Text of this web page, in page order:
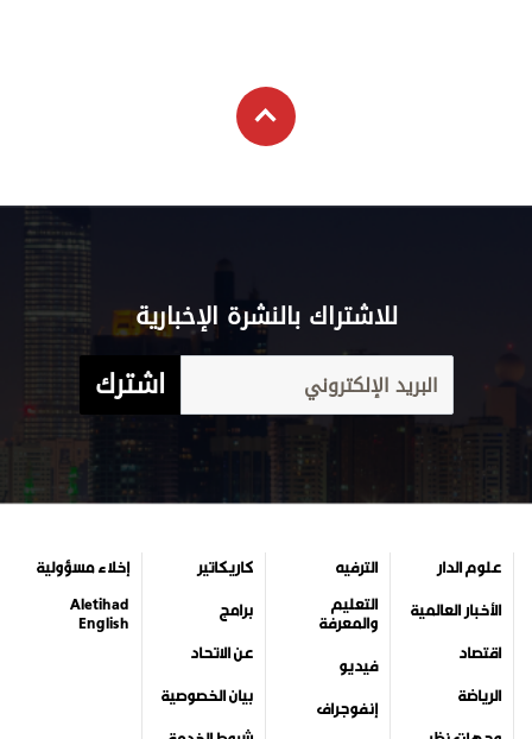
للاشتراك بالنشرة الإخبارية
اشترك
علوم الدار
الأخبار العالمية
اقتصاد
الرياضة
الترفيه
التعليم
والمعرفة
فيديو
إنفوجراف
كاريكاتير
برامج
عن الاتحاد
بيان الخصوصية
إخلاء مسؤولية
Aletihad
English